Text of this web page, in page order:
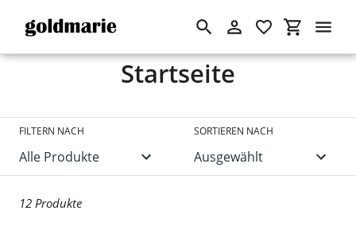
SuchenEinloggen
S
m
Startseite
FILTERN NACH SORTIEREN NACH
12 Produkte